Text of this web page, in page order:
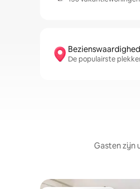
De populairste
Gasten zijn